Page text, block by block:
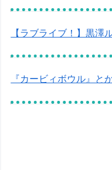
【ラブライブ！】黒澤
『カービィボウル』と